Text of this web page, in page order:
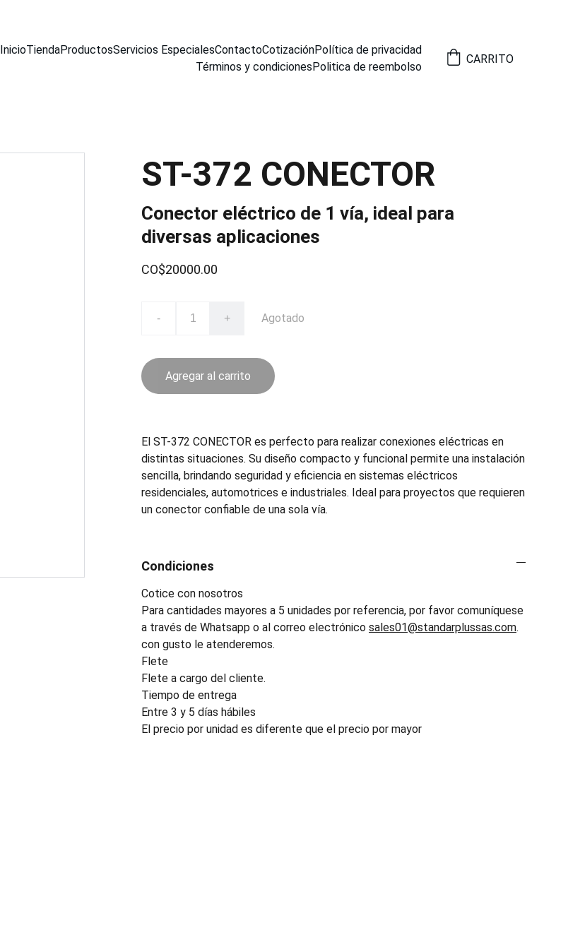
InicioTiendaProductosServicios EspecialesContactoCotizaciónPolítica de privacidad
Términos y condicionesPolitica de reembolso
CARRITO
ST-372 CONECTOR
Conector eléctrico de 1 vía, ideal para
diversas aplicaciones
CO$20000.00
- + Agotado
Agregar al carrito
El ST-372 CONECTOR es perfecto para realizar conexiones eléctricas en
distintas situaciones. Su diseño compacto y funcional permite una instalación
sencilla, brindando seguridad y eficiencia en sistemas eléctricos
residenciales, automotrices e industriales. Ideal para proyectos que requieren
un conector confiable de una sola vía.
Condiciones
Cotice con nosotros
Para cantidades mayores a 5 unidades por referencia, por favor comuníquese
a través de Whatsapp o al correo electrónico sales01@standarplussas.com.
con gusto le atenderemos.
Flete
Flete a cargo del cliente.
Tiempo de entrega
Entre 3 y 5 días hábiles
El precio por unidad es diferente que el precio por mayor